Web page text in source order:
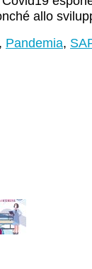
allo
, Pandemia,